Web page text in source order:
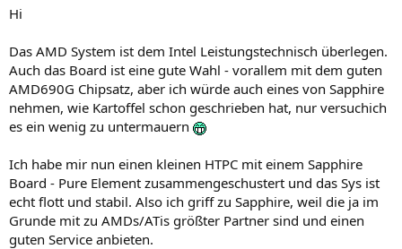
Hi
Das AMD System ist dem Intel Leistungstechnisch überlegen.
Auch das Board ist eine gute Wahl - vorallem mit dem guten
AMD690G Chipsatz, aber ich würde auch eines von Sapphire
nehmen, wie Kartoffel schon geschrieben hat, nur versuchich
es ein wenig zu untermauern
Ich habe mir nun einen kleinen HTPC mit einem Sapphire
Board - Pure Element zusammengeschustert und das Sys ist
echt flott und stabil. Also ich griff zu Sapphire, weil die ja im
Grunde mit zu AMDs/ATis größter Partner sind und einen
guten Service anbieten.